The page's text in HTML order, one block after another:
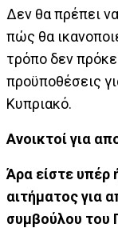
Δεν θα πρέπει
πώς θα
τρόπο δεν
προϋποθέσεις
Κυπριακό.
Ανοικτοί για
Άρα είστε υπέρ
αιτήματος για
συμβούλου του